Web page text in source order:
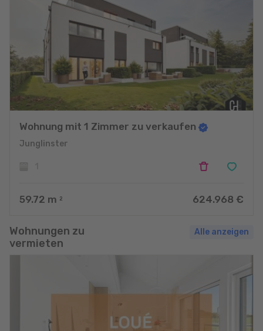
Wohnung mit 1 Zimmer zu verkaufen
Junglinster
59.72 m 2 624.968 €
Wohnungen zu
vermieten
Alle anzeigen